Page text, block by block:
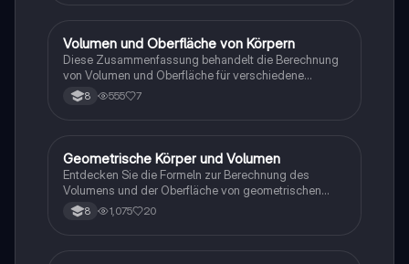
Mathe
Volumen und Oberfläche von Körpern
Diese Zusammenfassung behandelt die Berechnung
von Volumen und Oberfläche für verschiedene
geometrische Körper wie Würfel, Quader, Pyramide,
Prisma, Zylinder, Kegel und Kugel. Ideal für
Veranschaulichung der Konzepte.
8 555 7
Mathe
Geometrische Körper und Volumen
Entdecken Sie die Formeln zur Berechnung des
Volumens und der Oberfläche von geometrischen
Körpern wie Würfeln, Quadern, Zylindern, Kegeln und
Pyramiden. Diese Zusammenfassung bietet klare
8 1,075 20